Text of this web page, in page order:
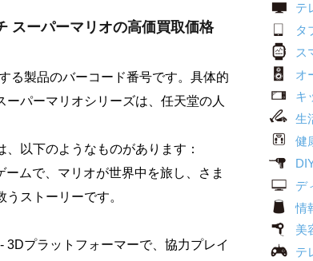
スーパーマリオの高価買取価格
る製品のバーコード番号です。具体的
パーマリオシリーズは、任天堂の人
以下のようなものがあります：
ムで、マリオが世界中を旅し、さま
ストーリーです。
3Dプラットフォーマーで、協力プレイ
テ
タ
ス
オ
キ
生
健
デ
情
美
テ